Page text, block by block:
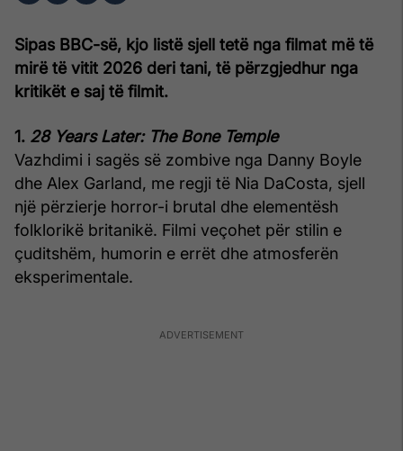
Sipas BBC-së, kjo listë sjell tetë nga filmat më të
mirë të vitit 2026 deri tani, të përzgjedhur nga
kritikët e saj të filmit.
1. 28 Years Later: The Bone Temple
Vazhdimi i sagës së zombive nga Danny Boyle
dhe Alex Garland, me regji të Nia DaCosta, sjell
një përzierje horror-i brutal dhe elementësh
folklorikë britanikë. Filmi veçohet për stilin e
çuditshëm, humorin e errët dhe atmosferën
eksperimentale.